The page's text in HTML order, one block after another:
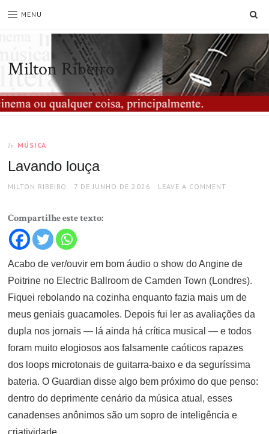
MENU
Milton Ribeiro
In MÚSICA
Lavando louça
AUTHOR
MILTON RIBEIRO
POSTED
7 DE JUNHO DE 2026 LEAVE A COMMENT
Compartilhe este texto:
Acabo de ver/ouvir em bom áudio o show do Angine de
Poitrine no Electric Ballroom de Camden Town (Londres).
Fiquei rebolando na cozinha enquanto fazia mais um de
meus geniais guacamoles. Depois fui ler as avaliações da
dupla nos jornais — lá ainda há crítica musical — e todos
foram muito elogiosos aos falsamente caóticos rapazes
dos loops microtonais de guitarra-baixo e da seguríssima
bateria. O Guardian disse algo bem próximo do que penso:
dentro do deprimente cenário da música atual, esses
canadenses anônimos são um sopro de inteligência e
criatividade.